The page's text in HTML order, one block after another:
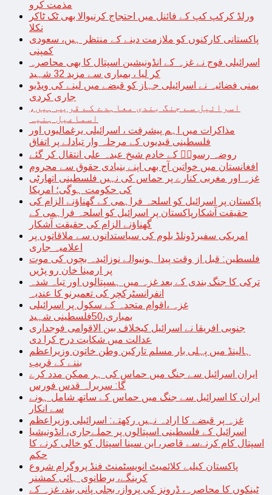
مذمت کرو
ورلڈ کرکپ کپ کے فائنل میں احتجاج کرنیوالا بھی ٹک ٹاکر
نکلا
پاکستانی کارکنوں کو ملازمت دینے کے منتظر ہیں، سعودی
کمپنی
اسرائیلی فوج نے غزہ کے انڈونیشین اسپتال کا بھی محاصرہ
کر لیا ، بمباری سے مزید 32 شہید
یمنی فضائیہ نے اسرائیلی جہاز کو قبضے میں لینے کی ویڈیو
جاری کردی
اسرائیل سے جنگ بندی معاہدے کے قریب ہیں،
اسماعیل ہنیہ
مذاکرات میں اہم پیشرفت ، اسرائیلی یرغمالیوں اور
فلسطینی قیدیوں کے مرحلہ وار تبادلے پر اتفاق
روضہ رسولؐ کے خادم شیخ عبدہ علی انتقال کر گئے
افغانستان میں خواتین آج بھی اپنے بنیادی حقوق سے محروم
غزہ اور مغربی کنارے پر حماس کی نہیں فلسطینی اتھارٹی
کی حکومت ہوگی؛ امریکا
پاکستان پر اسرائیل کو اسلحہ فراہمی کے گھناؤنے الزام کی
حقیقت آشکارپاکستان پر اسرائیل کو اسلحہ فراہمی کے
گھناؤنے الزام کی حقیقت آشکار
امریکی سفیرڈونلڈ بلوم کی سیاستدانوں سے ملاقاتوں پر
اعلامیہ جاری
فلسطین: قبل از وقت پیدا ہونیوالے نوزائیدہ بچوں کی موت
پر ارمینا خان رو پڑیں
ترکی کا جنگ بندی کے بعد غزہ میں ہسپتالوں اور تباہ شدہ
انفرانسٹرکچر کی تعمیرنو کا عندیہ
غزہ ،اقوام متحدہ کے سکول پر اسرائیلی
بمباری،50فلسطینی شہید
جنوبی افریقا نے اسرائیل کیخلاف بین الاقوامی فوجداری
عدالت میں شکایت درج کرا دی
ہالینڈ میں پہلی بار مسلم تارکین وطن خاتون وزیراعظم
بننے کے قریب
ایران اسرائیل سے جنگ میں حماس کی ہر ممکن مدد کرے
گا: سربراہ قدس فورس
ایران کا اسرائیل سے جنگ میں حماس کے ساتھ شامل ہونے
سے انکار
غزہ پر قبضے کا ارادہ نہیں رکھتے: اسرائیلی وزیراعظم
اسرائیل کے فلسطینی اسپتالوں پر حملےجاری، انڈونیشیا
اسپتال کام کرنےسے قاصر، ابن سینا اسپتال کو خالی کرنے کا
حکم
پاکستان کیلیے کلائمیٹ انویسٹمنٹ فنڈ پروگرام شروع
کرینگے، برطانوی ہائی کمشنر
ٹینکوں کا محاصرہ، ڈرونز کی پرواز، بجلی پانی بند، غزہ کے